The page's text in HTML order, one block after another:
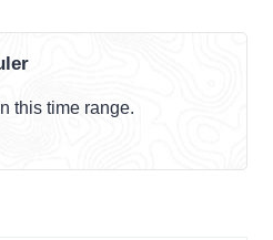
this time range.